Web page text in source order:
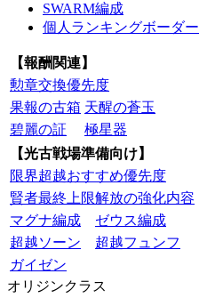
SWARM編成
個人ランキングボーダー
【報酬関連】
勲章交換優先度
果報の古箱 天醒の蒼玉
碧麗の証
極星器
【光古戦場準備向け】
限界超越おすすめ優先度
賢者最終上限解放の強化内容
マグナ編成
ゼウス編成
超越ソーン
超越フュンフ
ガイゼン
オリジンクラス